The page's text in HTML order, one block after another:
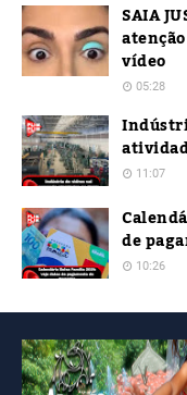
SAIA
vídeo
05:28
11:07
de
10:26